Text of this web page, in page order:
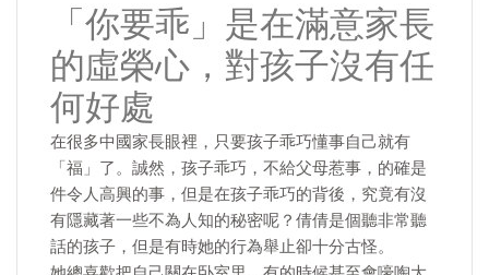
「你要乖」是在滿意家長
的虛榮心，對孩子沒有任
何好處
在很多中國家長眼裡，只要孩子乖巧懂事自己就有
「福」了。誠然，孩子乖巧，不給父母惹事，的確是
件令人高興的事，但是在孩子乖巧的背後，究竟有沒
有隱藏著一些不為人知的秘密呢？倩倩是個聽非常聽
話的孩子，但是有時她的行為舉止卻十分古怪。